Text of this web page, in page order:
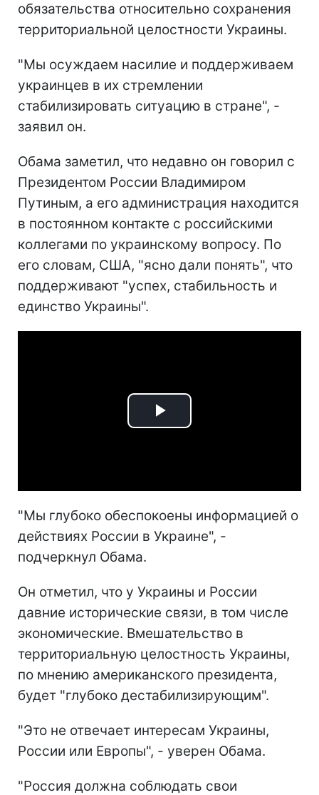
обязательства относительно сохранения
территориальной целостности Украины.
"Мы осуждаем насилие и поддерживаем
украинцев в их стремлении
стабилизировать ситуацию в стране", -
заявил он.
Обама заметил, что недавно он говорил с
Президентом России Владимиром
Путиным, а его администрация находится
в постоянном контакте с российскими
коллегами по украинскому вопросу. По
его словам, США, "ясно дали понять", что
поддерживают "успех, стабильность и
единство Украины".
Play
"Мы глубоко обеспокоены информацией о
действиях России в Украине", -
подчеркнул Обама.
Он отметил, что у Украины и России
давние исторические связи, в том числе
экономические. Вмешательство в
территориальную целостность Украины,
по мнению американского президента,
будет "глубоко дестабилизирующим".
"Это не отвечает интересам Украины,
России или Европы", - уверен Обама.
"Россия должна соблюдать свои